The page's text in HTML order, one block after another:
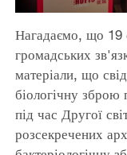
Нагадаємо, що 19
громадських
матеріали, що
біологічну
під час Другої
розсекречених